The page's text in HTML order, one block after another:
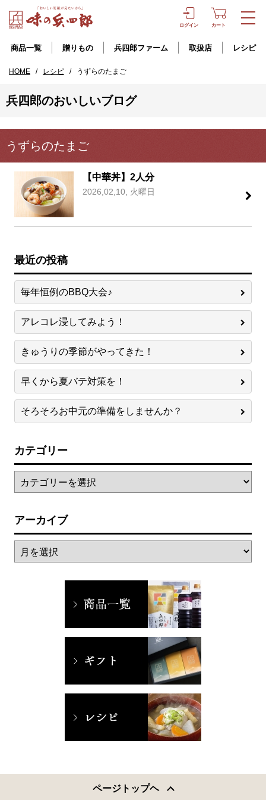
ログイン カート
商品一覧 贈りもの 兵四郎ファーム 取扱店 レシピ
HOME / レシピ / うずらのたまご
兵四郎のおいしいブログ
うずらのたまご
【中華丼】2人分
2026,02,10, 火曜日
最近の投稿
毎年恒例のBBQ大会♪
アレコレ浸してみよう！
きゅうりの季節がやってきた！
早くから夏バテ対策を！
そろそろお中元の準備をしませんか？
カテゴリー
アーカイブ
ページトップヘ